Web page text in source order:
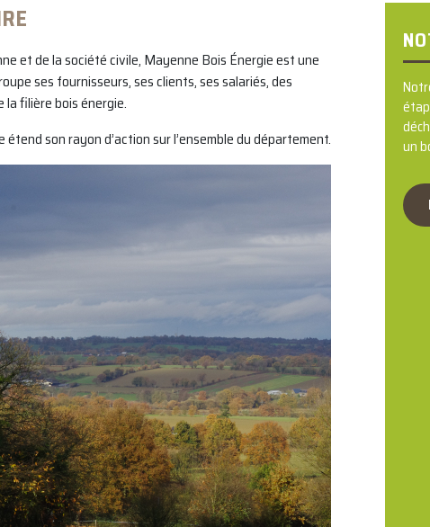
et de la société civile, Mayenne Bois Énergie est une
ses fournisseurs, ses clients, ses salariés, des
filière bois énergie.
son rayon d’action sur l’ensemble du département.
un